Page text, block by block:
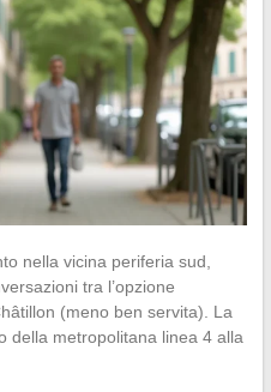
nella vicina periferia sud,
tra l’opzione
(meno ben servita). La
della metropolitana linea 4 alla